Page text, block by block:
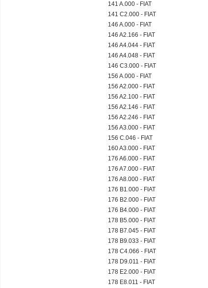
141 A.000 - FIAT
141 C2.000 - FIAT
146 A.000 - FIAT
146 A2.166 - FIAT
146 A4.044 - FIAT
146 A4.048 - FIAT
146 C3.000 - FIAT
156 A.000 - FIAT
156 A2.000 - FIAT
156 A2.100 - FIAT
156 A2.146 - FIAT
156 A2.246 - FIAT
156 A3.000 - FIAT
156 C.046 - FIAT
160 A3.000 - FIAT
176 A6.000 - FIAT
176 A7.000 - FIAT
176 A8.000 - FIAT
176 B1.000 - FIAT
176 B2.000 - FIAT
176 B4.000 - FIAT
178 B5.000 - FIAT
178 B7.045 - FIAT
178 B9.033 - FIAT
178 C4.066 - FIAT
178 D9.011 - FIAT
178 E2.000 - FIAT
178 E8.011 - FIAT